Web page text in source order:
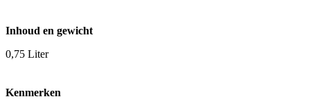
Inhoud en gewicht
0,75 Liter
Kenmerken